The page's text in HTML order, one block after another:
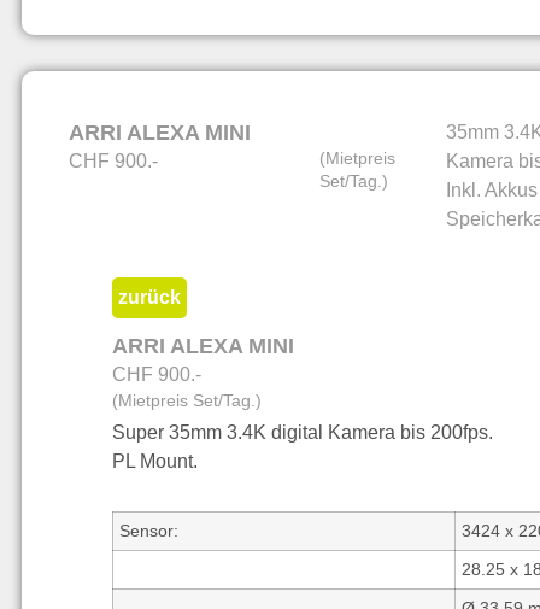
ARRI ALEXA MINI
CHF 900.-
(Mietpreis
Set/Tag.)
35mm
Kamera
Inkl.
zurück
ARRI ALEXA MINI
CHF 900.-
(Mietpreis Set/Tag.)
Super 35mm 3.4K digital Kamera bis 200fps.
PL Mount.
Sensor:
3424 x
28.25 x